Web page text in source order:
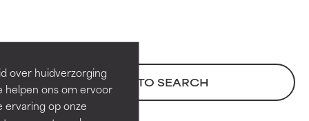
over huidverzorging
helpen ons om ervoor
ervaring op onze
BACK TO SEARCH
Bewezen en ondersteund door
onafhankelijk onderzoek.
Uitstekend actief ingrediënt
voor de meeste huidtypen of
Bewezen en ondersteund door
onafhankelijk onderzoek.
Uitstekend actief ingrediënt
voor de meeste huidtypen of